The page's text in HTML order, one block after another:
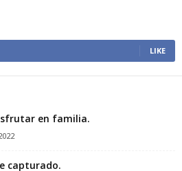
LIKE
en familia.
capturado.